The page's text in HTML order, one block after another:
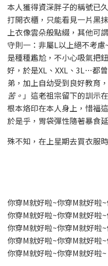
本人獲得資深胖子的稱號已
打開衣櫃，只能看見一片黑
上衣像雲朵般點綴，其他可
守則一：非屬L以上絕不考
是種種尷尬，不小心吸氣把
好，於是XL、XXL、3L…都
弟，加上自幼受到良好教育
苦。 」這老祖宗留下的訓示
根本烙印在本人身上，惜福
於是乎，胃袋彈性隨著暴食
殊不知，在上星期去買衣服
你穿M就好啦~你穿M就好啦
你穿M就好啦~你穿M就好啦
你穿M就好啦~你穿M就好啦
你穿M就好啦~你穿M就好啦
你穿M就好啦~你穿M就好啦~